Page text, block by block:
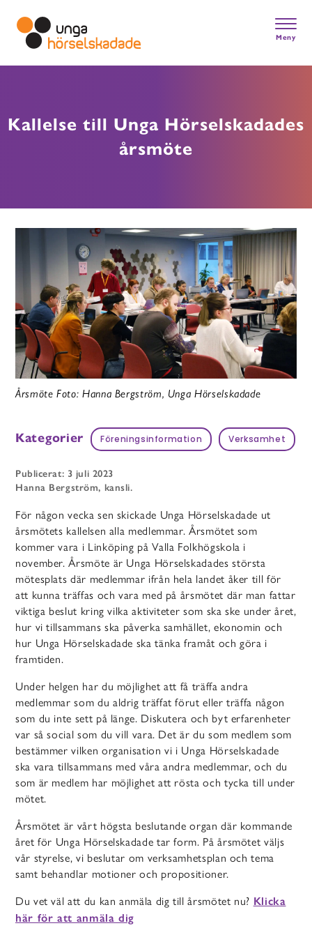
main
content
Meny
Kallelse till Unga Hörselskadades
årsmöte
Årsmöte Foto: Hanna Bergström, Unga Hörselskadade
Kategorier Föreningsinformation Verksamhet
Publicerat: 3 juli 2023
Hanna Bergström, kansli.
För någon vecka sen skickade Unga Hörselskadade ut
årsmötets kallelsen alla medlemmar. Årsmötet som
kommer vara i Linköping på Valla Folkhögskola i
november. Årsmöte är Unga Hörselskadades största
mötesplats där medlemmar ifrån hela landet åker till för
att kunna träffas och vara med på årsmötet där man fattar
viktiga beslut kring vilka aktiviteter som ska ske under året,
hur vi tillsammans ska påverka samhället, ekonomin och
hur Unga Hörselskadade ska tänka framåt och göra i
framtiden.
Under helgen har du möjlighet att få träffa andra
medlemmar som du aldrig träffat förut eller träffa någon
som du inte sett på länge. Diskutera och byt erfarenheter
var så social som du vill vara. Det är du som medlem som
bestämmer vilken organisation vi i Unga Hörselskadade
ska vara tillsammans med våra andra medlemmar, och du
som är medlem har möjlighet att rösta och tycka till under
mötet.
Årsmötet är vårt högsta beslutande organ där kommande
året för Unga Hörselskadade tar form. På årsmötet väljs
vår styrelse, vi beslutar om verksamhetsplan och tema
samt behandlar motioner och propositioner.
Du vet väl att du kan anmäla dig till årsmötet nu? Klicka
här för att anmäla dig